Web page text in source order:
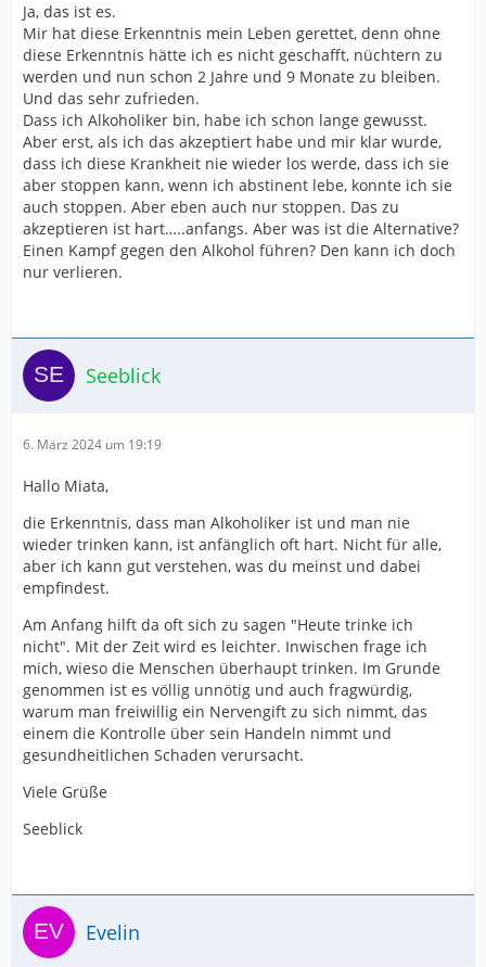
Ja, das ist es.
Mir hat diese Erkenntnis mein Leben gerettet, denn ohne
diese Erkenntnis hätte ich es nicht geschafft, nüchtern zu
werden und nun schon 2 Jahre und 9 Monate zu bleiben.
Und das sehr zufrieden.
Dass ich Alkoholiker bin, habe ich schon lange gewusst.
Aber erst, als ich das akzeptiert habe und mir klar wurde,
dass ich diese Krankheit nie wieder los werde, dass ich sie
aber stoppen kann, wenn ich abstinent lebe, konnte ich sie
auch stoppen. Aber eben auch nur stoppen. Das zu
akzeptieren ist hart…..anfangs. Aber was ist die Alternative?
Einen Kampf gegen den Alkohol führen? Den kann ich doch
nur verlieren.
Seeblick
6. März 2024 um 19:19
Hallo Miata,
die Erkenntnis, dass man Alkoholiker ist und man nie
wieder trinken kann, ist anfänglich oft hart. Nicht für alle,
aber ich kann gut verstehen, was du meinst und dabei
empfindest.
Am Anfang hilft da oft sich zu sagen "Heute trinke ich
nicht". Mit der Zeit wird es leichter. Inwischen frage ich
mich, wieso die Menschen überhaupt trinken. Im Grunde
genommen ist es völlig unnötig und auch fragwürdig,
warum man freiwillig ein Nervengift zu sich nimmt, das
einem die Kontrolle über sein Handeln nimmt und
gesundheitlichen Schaden verursacht.
Viele Grüße
Seeblick
Evelin